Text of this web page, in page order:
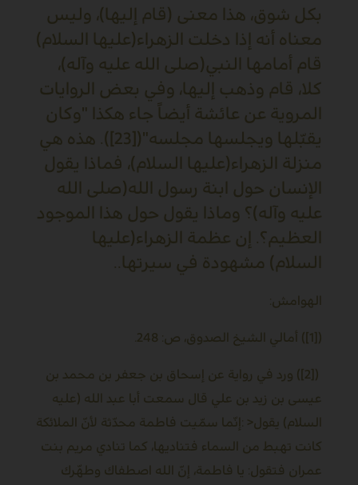
بكل شوق، هذا معنى (قام إليها)، وليس
معناه أنه إذا دخلت الزهراء(عليها السلام)
قام أمامها النبي(صلى الله عليه وآله)،
كلا، قام وذهب إليها، وفي بعض الروايات
المروية عن عائشة أيضاً جاء هكذا "وكان
يقبّلها ويجلسها مجلسه"([23]). هذه هي
منزلة الزهراء(عليها السلام)، فماذا يقول
الإنسان حول ابنة رسول الله(صلى الله
عليه وآله)؟ وماذا يقول حول هذا الموجود
العظيم؟. إن عظمة الزهراء(عليها
السلام) مشهودة في سيرتها..
الهوامش:
([1]) أمالي الشيخ الصدوق، ص: 248.
([2]) ورد في رواية عن إسحاق بن جعفر بن محمد بن
عيسى بن زيد بن علي قال سمعت أبا عبد الله (عليه
السلام) يقول: >
إنّما سمّيت فاطمة محدّثة لأنّ الملائكة
كانت تهبط من السماء فتناديها، كما تنادي مريم بنت
عمران فتقول: يا فاطمة، إنّ الله اصطفاك وطهّرك